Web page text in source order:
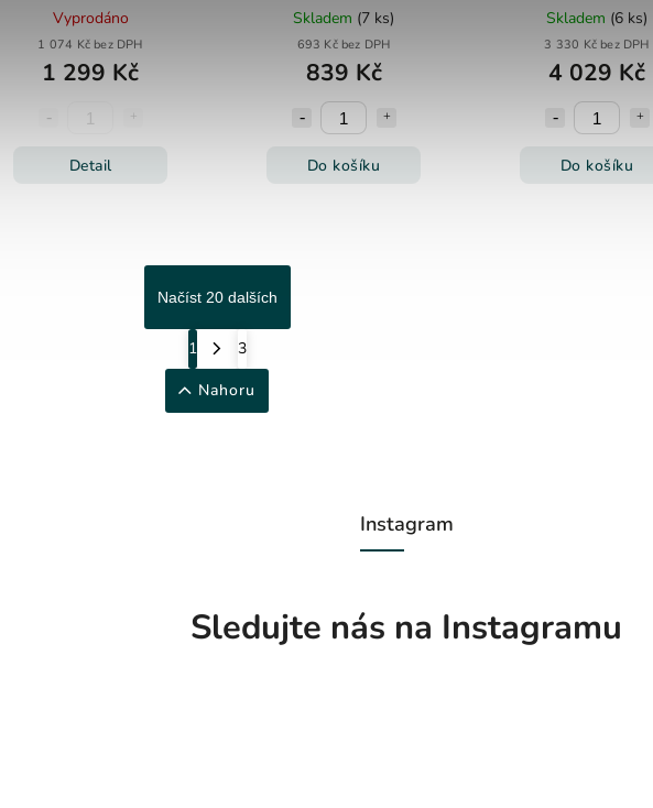
Vyprodáno
1 074 Kč bez DPH
1 299 Kč
Detail
Skladem (7 ks)
693 Kč bez DPH
839 Kč
Do košíku
Skladem (6 ks)
3 330 Kč bez DPH
4 029 Kč
Do košíku
Načíst 20 dalších
1
3
Nahoru
Instagram
Sledujte nás na Instagramu